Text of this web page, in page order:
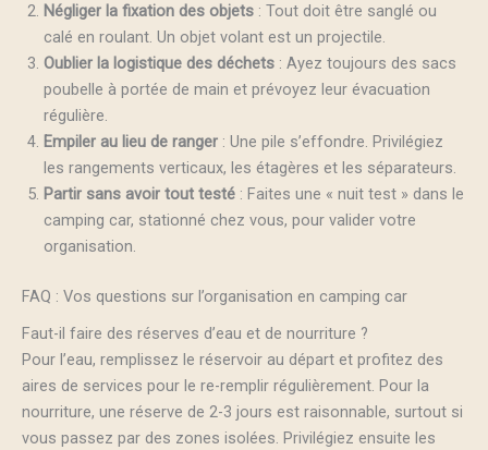
Négliger la fixation des objets : Tout doit être sanglé ou
calé en roulant. Un objet volant est un projectile.
Oublier la logistique des déchets : Ayez toujours des sacs
poubelle à portée de main et prévoyez leur évacuation
régulière.
Empiler au lieu de ranger : Une pile s’effondre. Privilégiez
les rangements verticaux, les étagères et les séparateurs.
Partir sans avoir tout testé : Faites une « nuit test » dans le
camping car, stationné chez vous, pour valider votre
organisation.
FAQ : Vos questions sur l’organisation en camping car
Faut-il faire des réserves d’eau et de nourriture ?
Pour l’eau, remplissez le réservoir au départ et profitez des
aires de services pour le re-remplir régulièrement. Pour la
nourriture, une réserve de 2-3 jours est raisonnable, surtout si
vous passez par des zones isolées. Privilégiez ensuite les